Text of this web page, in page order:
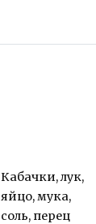
Кабачки, лук,
яйцо, мука,
соль, перец